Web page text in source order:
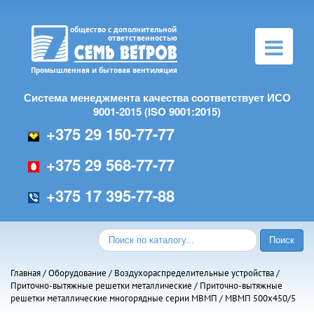
Система менеджмента качества соответствует ИСО
9001-2015 (ISO 9001:2015)
+375 29 150-77-77
+375 29 568-77-77
+375 17 395-77-88
Главная/Оборудование / Воздухораспределительные устройства/
Приточно-вытяжные решетки металлические / Приточно-вытяжные
решетки металлические многорядные серии МВMП / МВМП 500х450/5